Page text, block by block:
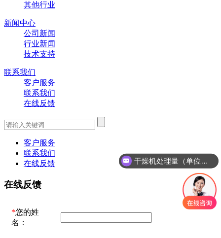
其他行业
新闻中心
公司新闻
行业新闻
技术支持
联系我们
客户服务
联系我们
在线反馈
客户服务
联系我们
在线反馈
在线反馈
*您的姓
名：
干燥机处理量（单位时间内干燥机所能处理的物料的数量）